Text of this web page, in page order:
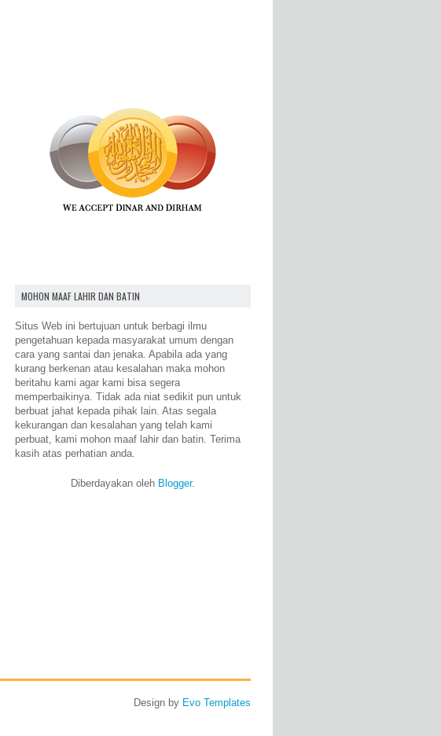
MOHON MAAF LAHIR DAN BATIN
Situs Web ini bertujuan untuk berbagi ilmu
pengetahuan kepada masyarakat umum dengan
cara yang santai dan jenaka. Apabila ada yang
kurang berkenan atau kesalahan maka mohon
beritahu kami agar kami bisa segera
memperbaikinya. Tidak ada niat sedikit pun untuk
berbuat jahat kepada pihak lain. Atas segala
kekurangan dan kesalahan yang telah kami
perbuat, kami mohon maaf lahir dan batin. Terima
kasih atas perhatian anda.
Diberdayakan oleh Blogger.
Design by Evo Templates